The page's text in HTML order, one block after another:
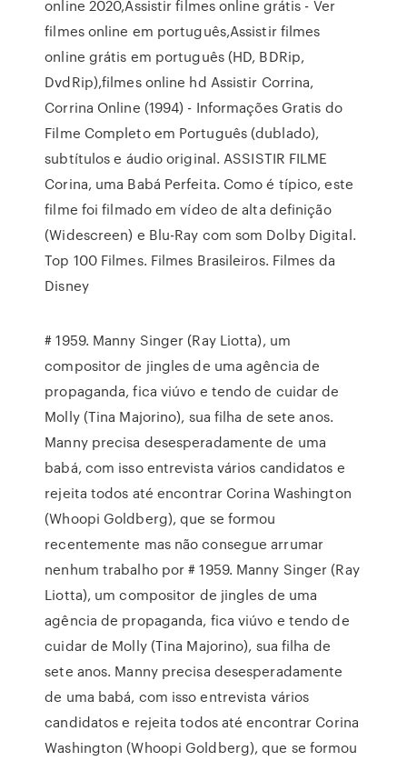
online 2020,Assistir filmes online grátis - Ver
filmes online em português,Assistir filmes
online grátis em português (HD, BDRip,
DvdRip),filmes online hd Assistir Corrina,
Corrina Online (1994) - Informações Gratis do
Filme Completo em Português (dublado),
subtítulos e áudio original. ASSISTIR FILME
Corina, uma Babá Perfeita. Como é típico, este
filme foi filmado em vídeo de alta definição
(Widescreen) e Blu-Ray com som Dolby Digital.
Top 100 Filmes. Filmes Brasileiros. Filmes da
Disney
# 1959. Manny Singer (Ray Liotta), um
compositor de jingles de uma agência de
propaganda, fica viúvo e tendo de cuidar de
Molly (Tina Majorino), sua filha de sete anos.
Manny precisa desesperadamente de uma
babá, com isso entrevista vários candidatos e
rejeita todos até encontrar Corina Washington
(Whoopi Goldberg), que se formou
recentemente mas não consegue arrumar
nenhum trabalho por # 1959. Manny Singer (Ray
Liotta), um compositor de jingles de uma
agência de propaganda, fica viúvo e tendo de
cuidar de Molly (Tina Majorino), sua filha de
sete anos. Manny precisa desesperadamente
de uma babá, com isso entrevista vários
candidatos e rejeita todos até encontrar Corina
Washington (Whoopi Goldberg), que se formou